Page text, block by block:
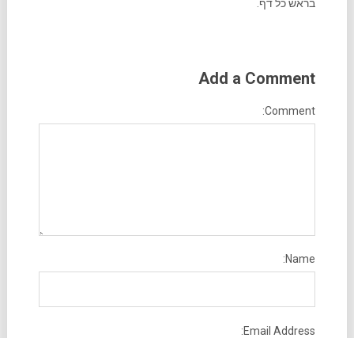
בראש כל דף.
Add a Comment
Comment:
Name:
Email Address: